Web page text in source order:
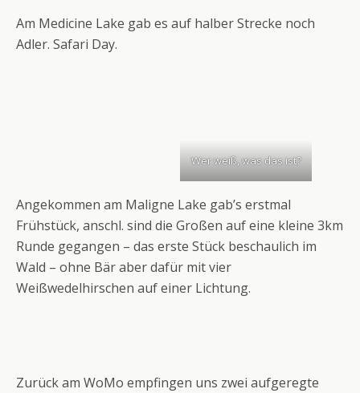
Am Medicine Lake gab es auf halber Strecke noch
Adler. Safari Day.
Wer weiß, was das ist?
Angekommen am Maligne Lake gab’s erstmal
Frühstück, anschl. sind die Großen auf eine kleine 3km
Runde gegangen – das erste Stück beschaulich im
Wald – ohne Bär aber dafür mit vier
Weißwedelhirschen auf einer Lichtung.
Zurück am WoMo empfingen uns zwei aufgeregte